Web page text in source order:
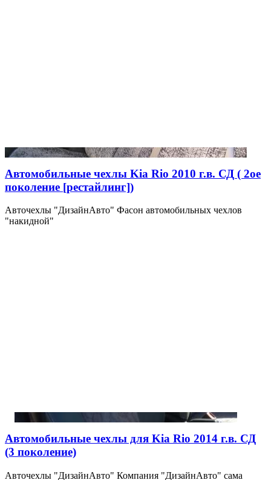
Автомобильные чехлы Kia Rio 2010 г.в. СД ( 2ое
поколение [рестайлинг])
Авточехлы "ДизайнАвто" Фасон автомобильных чехлов
"накидной"
Автомобильные чехлы для Kia Rio 2014 г.в. СД
(3 поколение)
Авточехлы "ДизайнАвто" Компания "ДизайнАвто" сама